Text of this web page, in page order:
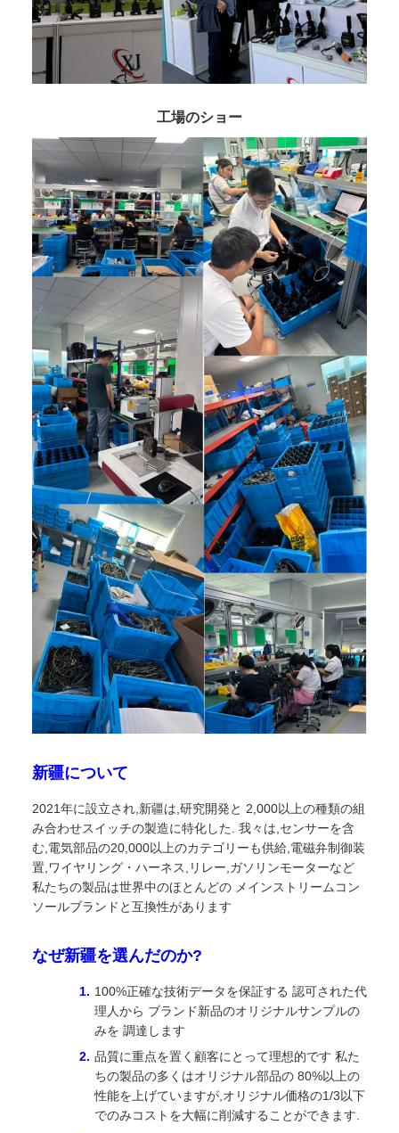
工場のショー
新疆について
2021年に設立され,新疆は,研究開発と 2,000以上の種類の組
み合わせスイッチの製造に特化した. 我々は,センサーを含
む,電気部品の20,000以上のカテゴリーも供給,電磁弁制御装
置,ワイヤリング・ハーネス,リレー,ガソリンモーターなど
私たちの製品は世界中のほとんどの メインストリームコン
ソールブランドと互換性があります
なぜ新疆を選んだのか?
100%正確な技術データを保証する 認可された代
理人から ブランド新品のオリジナルサンプルの
みを 調達します
品質に重点を置く顧客にとって理想的です 私た
ちの製品の多くはオリジナル部品の 80%以上の
性能を上げていますが,オリジナル価格の1/3以下
でのみコストを大幅に削減することができます.